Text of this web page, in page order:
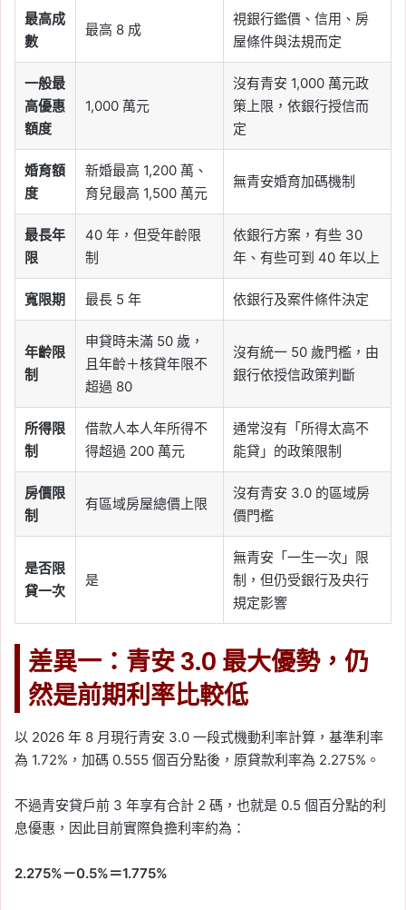
最高成
數
最高 8 成
視銀行鑑價、信用、房
屋條件與法規而定
一般最
高優惠
額度
1,000 萬元
沒有青安 1,000 萬元政
策上限，依銀行授信而
定
婚育額
度
新婚最高 1,200 萬、
育兒最高 1,500 萬元
無青安婚育加碼機制
最長年
限
40 年，但受年齡限
制
依銀行方案，有些 30
年、有些可到 40 年以上
寬限期 最長 5 年 依銀行及案件條件決定
年齡限
制
申貸時未滿 50 歲，
且年齡＋核貸年限不
超過 80
沒有統一 50 歲門檻，由
銀行依授信政策判斷
所得限
制
借款人本人年所得不
得超過 200 萬元
通常沒有「所得太高不
能貸」的政策限制
房價限
制
有區域房屋總價上限
沒有青安 3.0 的區域房
價門檻
是否限
貸一次
是
無青安「一生一次」限
制，但仍受銀行及央行
規定影響
差異一：青安 3.0 最大優勢，仍
然是前期利率比較低
以 2026 年 8 月現行青安 3.0 一段式機動利率計算，基準利率
為 1.72%，加碼 0.555 個百分點後，原貸款利率為 2.275%。
不過青安貸戶前 3 年享有合計 2 碼，也就是 0.5 個百分點的利
息優惠，因此目前實際負擔利率約為：
2.275%－0.5%＝1.775%